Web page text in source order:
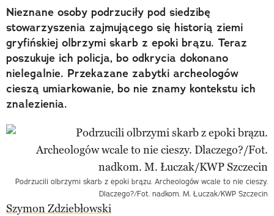
Nieznane osoby podrzuciły pod siedzibę
stowarzyszenia zajmującego się historią ziemi
gryfińskiej olbrzymi skarb z epoki brązu. Teraz
poszukuje ich policja, bo odkrycia dokonano
nielegalnie. Przekazane zabytki archeologów
cieszą umiarkowanie, bo nie znamy kontekstu ich
znalezienia.
Podrzucili olbrzymi skarb z epoki brązu. Archeologów wcale to nie cieszy.
Dlaczego?/Fot. nadkom. M. Łuczak/KWP Szczecin
Szymon Zdziebłowski